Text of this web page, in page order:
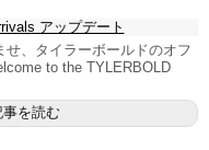
アップデート
せ、タイラーボールドのオフ
to the TYLERBOLD
事を読む